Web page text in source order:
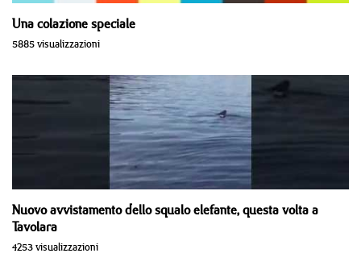
Una colazione speciale
5885 visualizzazioni
Nuovo avvistamento dello squalo elefante, questa volta a
Tavolara
4253 visualizzazioni